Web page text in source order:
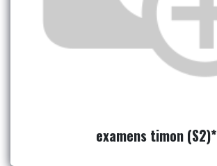
examens timon (S2)*